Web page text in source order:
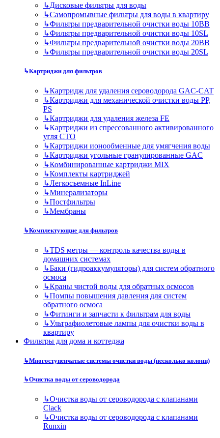
↳Дисковые фильтры для воды
↳Самопромывные фильтры для воды в квартиру
↳Фильтры предварительной очистки воды 10BB
↳Фильтры предварительной очистки воды 10SL
↳Фильтры предварительной очистки воды 20BB
↳Фильтры предварительной очистки воды 20SL
↳Картриджи для фильтров
↳Картридж для удаления сероводорода GAC-CAT
↳Картриджи для механической очистки воды PP,
PS
↳Картриджи для удаления железа FE
↳Картриджи из спрессованного активированного
угля CTO
↳Картриджи ионообменные для умягчения воды
↳Картриджи угольные гранулированные GAC
↳Комбинированные картриджи MIX
↳Комплекты картриджей
↳Легкосъемные InLine
↳Минерализаторы
↳Постфильтры
↳Мембраны
↳Комплектующие для фильтров
↳TDS метры — контроль качества воды в
домашних системах
↳Баки (гидроаккумуляторы) для систем обратного
осмоса
↳Краны чистой воды для обратных осмосов
↳Помпы повышения давления для систем
обратного осмоса
↳Фитинги и запчасти к фильтрам для воды
↳Ультрафиолетовые лампы для очистки воды в
квартиру
Фильтры для дома и коттеджа
↳Многоступенчатые системы очистки воды (несколько колонн)
↳Очистка воды от сероводорода
↳Очистка воды от сероводорода с клапанами
Clack
↳Очистка воды от сероводорода с клапанами
Runxin